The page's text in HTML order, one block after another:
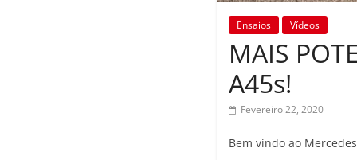
Ensaios Vídeos
MAIS
A45s!
Fevereiro 22, 2020
Bem vindo ao